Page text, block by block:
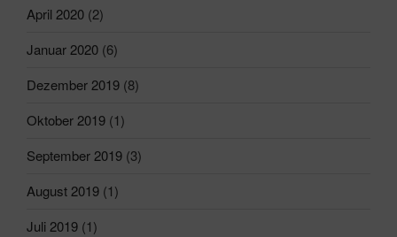
April 2020 (2)
Januar 2020 (6)
Dezember 2019 (8)
Oktober 2019 (1)
September 2019 (3)
August 2019 (1)
Juli 2019 (1)